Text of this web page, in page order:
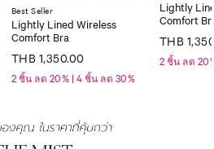
Best Seller
Lightly Lined Wireless
Comfort Bra
THB 1,350.00
2 ชิ้น ลด 20% | 4 ชิ้น ลด 30%
Lightly
Comfort
THB
2 ชิ้น ลด